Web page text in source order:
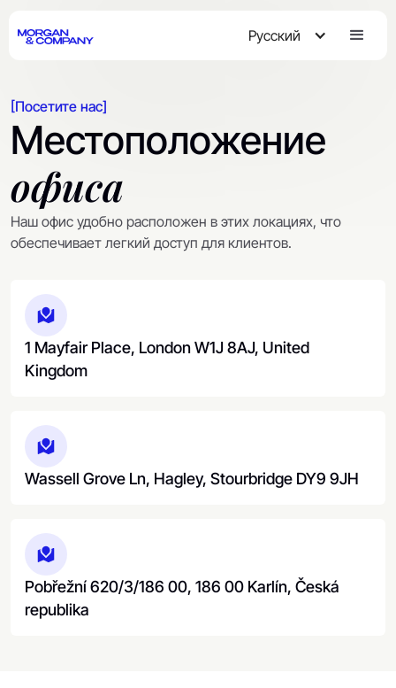
Русский
[Посетите нас]
Местоположение
офиса
Наш офис удобно расположен в этих локациях, что
обеспечивает легкий доступ для клиентов.
1 Mayfair Place, London W1J 8AJ, United
Kingdom
Wassell Grove Ln, Hagley, Stourbridge DY9 9JH
Pobřežní 620/3/186 00, 186 00 Karlín, Česká
republika